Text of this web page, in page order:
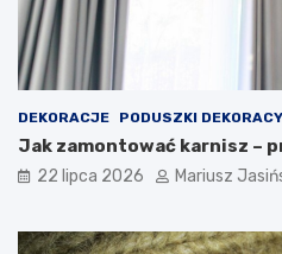
DEKORACJE PODUSZKI
Jak zamontować karnisz –
22 lipca 2026 Mariusz